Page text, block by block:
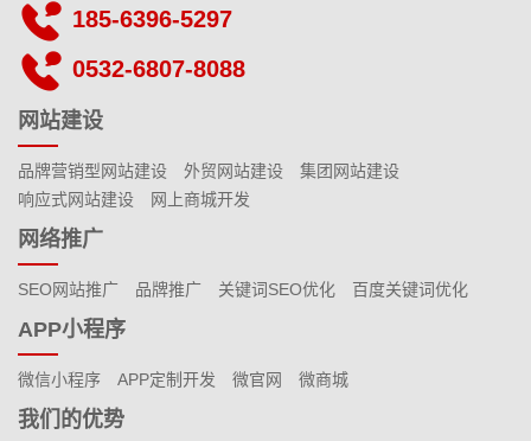
185-6396-5297
0532-6807-8088
网站建设
品牌营销型网站建设 外贸网站建设
集团网站建设
响应式网站建设
网上商城开发
网络推广
SEO网站推广 品牌推广 关键词SEO优化 百度关键词优化
APP小程序
微信小程序 APP定制开发 微官网 微商城
我们的优势